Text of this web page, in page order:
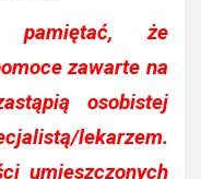
że
zawarte na
osobistej
lekarzem.
umieszczonych